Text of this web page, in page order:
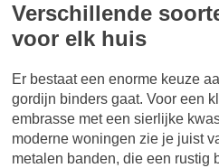
Verschillende
voor elk huis
Er bestaat een enorme keuze
gordijn binders gaat. Voor een
embrasse met een sierlijke
moderne woningen zie je juist
metalen banden, die een rustig